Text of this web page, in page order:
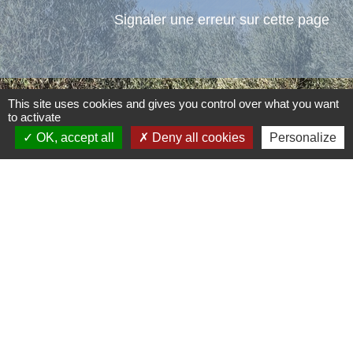
Signaler une erreur sur cette page
Contacts
Commune d'Aubord
This site uses cookies and gives you control over what you want
to activate
OK, accept all
Deny all cookies Personalize